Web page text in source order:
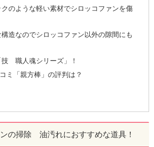
のような軽い素材でシロッコファンを傷
造なのでシロッコファン以外の隙間にも
技 職人魂シリーズ」！
ミ「親方棒」の評判は？
の掃除 油汚れにおすすめな道具！